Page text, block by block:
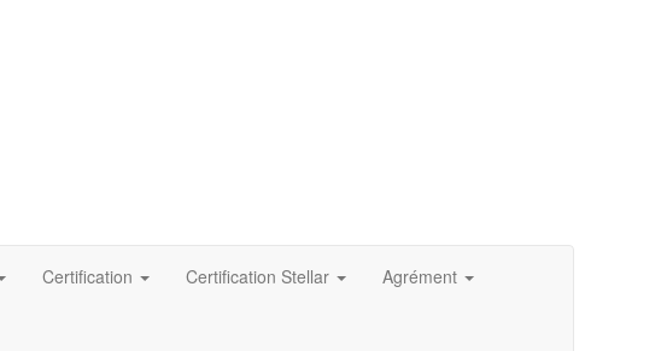
Certification Certification Stellar Agrément